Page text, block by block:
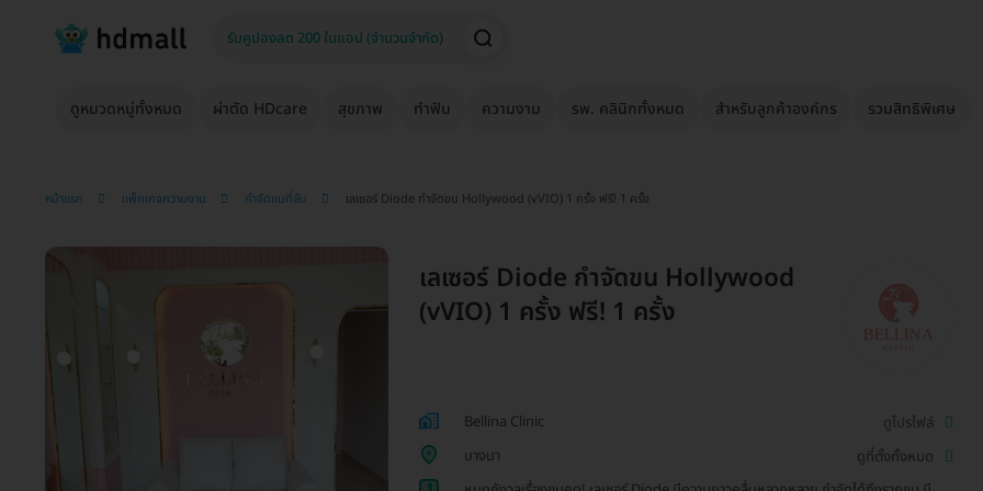
ดูหมวดหมู่ทั้งหมด ผ่าตัด HDcare สุขภาพ ทำฟัน ความงาม รพ. คลินิกทั้งหมด สำหรับลูกค้าองค์กร รวมสิทธิพิเศษ
หน้าแรก แพ็กเกจความงาม กำจัดขนที่ลับ เลเซอร์ Diode กำจัดขน Hollywood (vVIO) 1 ครั้ง ฟรี! 1 ครั้ง
เลเซอร์ Diode กำจัดขน Hollywood
(vVIO) 1 ครั้ง ฟรี! 1 ครั้ง
Bellina Clinic
ดูโปรไฟล์
บางนา
ดูที่ตั้งทั้งหมด